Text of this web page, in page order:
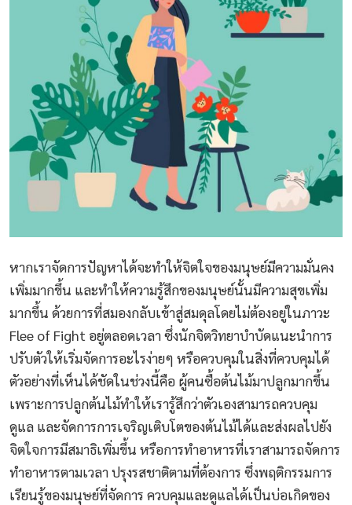
หากเราจัดการปัญหาได้จะทำให้จิตใจของมนุษย์มีความมั่นคง
เพิ่มมากขึ้น และทำให้ความรู้สึกของมนุษย์นั้นมีความสุขเพิ่ม
มากขึ้น ด้วยการที่สมองกลับเข้าสู่สมดุลโดยไม่ต้องอยู่ในภาวะ
Flee of Fight อยู่ตลอดเวลา ซึ่งนักจิตวิทยาบำบัดแนะนำการ
ปรับตัวให้เริ่มจัดการอะไรง่ายๆ หรือควบคุมในสิ่งที่ควบคุมได้
ตัวอย่างที่เห็นได้ชัดในช่วงนี้คือ ผู้คนซื้อต้นไม้มาปลูกมากขึ้น
เพราะการปลูกต้นไม้ทำให้เรารู้สึกว่าตัวเองสามารถควบคุม
ดูแล และจัดการการเจริญเติบโตของต้นไม้ได้และส่งผลไปยัง
จิตใจการมีสมาธิเพิ่มขึ้น หรือการทำอาหารที่เราสามารถจัดการ
ทำอาหารตามเวลา ปรุงรสชาติตามที่ต้องการ ซึ่งพฤติกรรมการ
เรียนรู้ของมนุษย์ที่จัดการ ควบคุมและดูแลได้เป็นบ่อเกิดของ